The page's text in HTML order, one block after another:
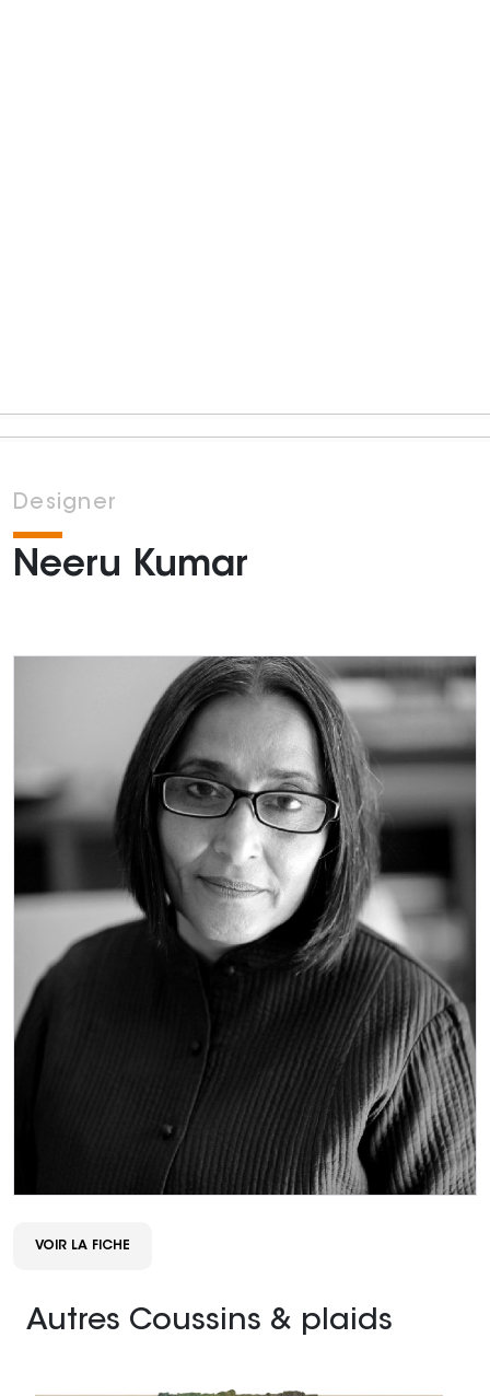
Designer
Neeru Kumar
VOIR LA FICHE
Autres Coussins & plaids